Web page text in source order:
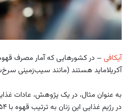
آیکافی – در کشورهایی که آمار مصرف
آکریلاماید هستند (مانند سیب‌زمینی
در رژیم غذایی این زنان به ترتیب قهوه با ۵۴ درصد، سیب‌زمینی سرخ‌شده با ۱۲ درصد و نان برشته با ۹ درصد بود.